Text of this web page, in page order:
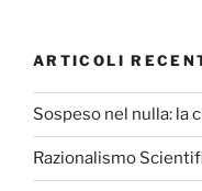
ARTICOLI
Sospeso nel nulla: la
Razionalismo